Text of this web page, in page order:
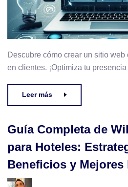
Descubre cómo crear un sitio
en clientes. ¡Optimiza tu
Leer más
Guía Completa de
para Hoteles:
Beneficios y Mejores